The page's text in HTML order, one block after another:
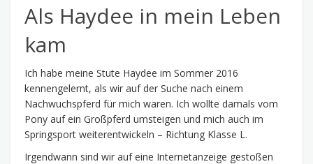
Als Haydee in mein Leben
kam
Ich habe meine Stute Haydee im Sommer 2016
kennengelernt, als wir auf der Suche nach einem
Nachwuchspferd für mich waren. Ich wollte damals vom
Pony auf ein Großpferd umsteigen und mich auch im
Springsport weiterentwickeln – Richtung Klasse L.
Irgendwann sind wir auf eine Internetanzeige gestoßen